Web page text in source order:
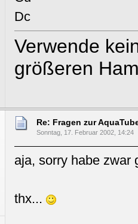
Dc
Verwende
größeren
Re: Fragen zur
Sonntag, 17. Februar 2002, 14:24
aja, sorry habe zwar
thx...